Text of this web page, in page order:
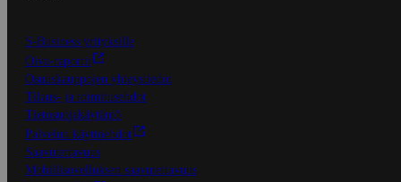
S-Business yrityksille
Oiva-raportit
Osuuskauppojen yhteystiedot
Tilaus- ja toimitusehdot
Tietosuojakäytäntö
Palvelun käyttöehdot
Saavutettavuus
Mobiilisovelluksen saavutettavuus